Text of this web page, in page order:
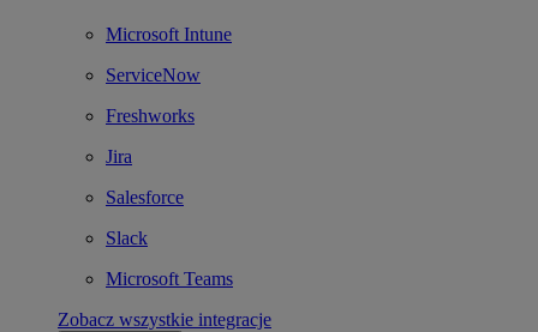
Microsoft Intune
ServiceNow
Freshworks
Jira
Salesforce
Slack
Microsoft Teams
Zobacz wszystkie integracje